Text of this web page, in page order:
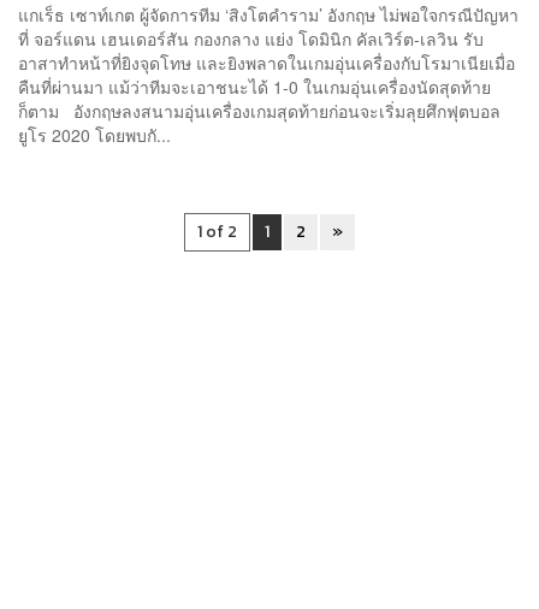
แกเร็ธ เซาท์เกต ผู้จัดการทีม ‘สิงโตคำราม’ อังกฤษ ไม่พอใจกรณีปัญหา
ที่ จอร์แดน เฮนเดอร์สัน กองกลาง แย่ง โดมินิก คัลเวิร์ต-เลวิน รับ
อาสาทำหน้าที่ยิงจุดโทษ และยิงพลาดในเกมอุ่นเครื่องกับโรมาเนียเมื่อ
คืนที่ผ่านมา แม้ว่าทีมจะเอาชนะได้ 1-0 ในเกมอุ่นเครื่องนัดสุดท้าย
ก็ตาม อังกฤษลงสนามอุ่นเครื่องเกมสุดท้ายก่อนจะเริ่มลุยศึกฟุตบอล
ยูโร 2020 โดยพบกั...
1 of 2 1 2 »